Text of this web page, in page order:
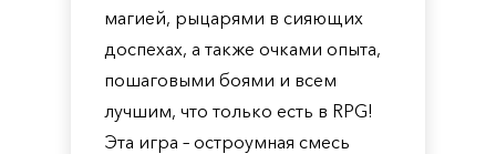
магией, рыцарями в сияющих
доспехах, а также очками опыта,
пошаговыми боями и всем
лучшим, что только есть в RPG!
Эта игра – остроумная смесь